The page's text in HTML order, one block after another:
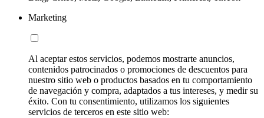
Marketing
Al aceptar estos servicios, podemos mostrarte anuncios,
contenidos patrocinados o promociones de descuentos para
nuestro sitio web o productos basados en tu comportamiento
de navegación y compra, adaptados a tus intereses, y medir su
éxito. Con tu consentimiento, utilizamos los siguientes
servicios de terceros en este sitio web: